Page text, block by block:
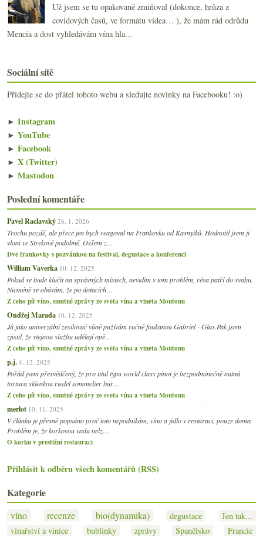
Už jsem se tu opakovaně zmiňoval (dokonce, hrůza z
covidových časů, ve formátu videa… ), že mám rád odrůdu
Mencía a dost vyhledávám vína hla...
Sociální sítě
Přidejte se do přátel tohoto webu a sledujte novinky na Facebooku! :o)
► Instagram
► YouTube
► Facebook
► X (Twitter)
► Mastodon
Poslední komentáře
Pavel Raclavský 26. 1. 2026
Trochu pozdě, ale přece jen bych reagoval na Frankovku od Kasnyiků. Hodnotil jsem ji
vloni ve Strekově podobně. Ovšem z…
Dvě frankovky s pozvánkou na festival, degustace a konferenci
William Vaverka 10. 12. 2025
Pokud se bude klučit na správných místech, nevidím v tom problém, réva patří do svahu.
Nicméně se obávám, že po dotacích…
Z čeho pít víno, smutné zprávy ze světa vína a viněta Moutonu
Ondřej Marada 10. 12. 2025
Já jako univerzální zesilovač vůně pužívám ručně foukanou Gabriel - Glas.Pak jsem
zjistil, že stejnou službu udělají opě…
Z čeho pít víno, smutné zprávy ze světa vína a viněta Moutonu
p.j. 4. 12. 2025
Pořád jsem přesvědčený, že pro titul typu world class pinot je bezpodmínečně nutná
tortura sklenkou riedel sommelier bur…
Z čeho pít víno, smutné zprávy ze světa vína a viněta Moutonu
merlot 10. 11. 2025
V článku je přesně popsáno proč toto nepodnikám, víno a jídlo v restaraci, pouze doma.
Problém je, že korkovou vadu nelz…
O korku v prestižní restauraci
Přihlásit k odběru všech komentářů (RSS)
Kategorie
víno recenze bio(dynamika) degustace
Jen tak...
vinařství a vinice
bublinky zprávy Španělsko Francie